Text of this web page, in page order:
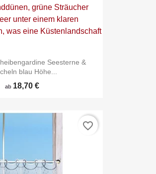
Seesterne &
blau Höhe...
ab 18,70 €
favorite_border